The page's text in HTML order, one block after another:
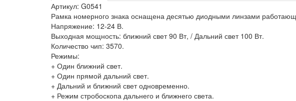
Артикул: G0541
Рамка номерного знака оснащена десятью диодными линзами
Напряжение: 12-24 В.
Выходная мощность: ближний свет 90 Вт, / Дальний свет 100 Вт.
Количество чип: 3570.
Режимы:
+ Один ближний свет.
+ Один прямой дальний свет.
+ Дальний и ближний свет одновременно.
+ Режим стробоскопа дальнего и ближнего света.